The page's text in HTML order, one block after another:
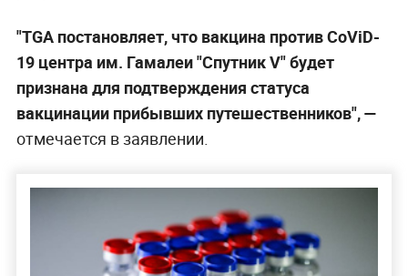
"TGA постановляет, что вакцина против CoViD-
19 центра им. Гамалеи "Спутник V" будет
признана для подтверждения статуса
вакцинации прибывших путешественников", —
отмечается в заявлении.